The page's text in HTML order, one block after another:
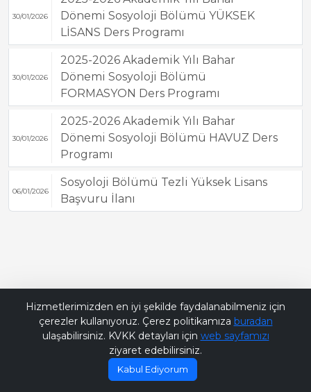
30/01/2026
Dönemi Sosyoloji Bölümü YÜKSEK
LİSANS Ders Programı
30/01/2026
2025-2026 Akademik Yılı Bahar
Dönemi Sosyoloji Bölümü
FORMASYON Ders Programı
30/01/2026
2025-2026 Akademik Yılı Bahar
Dönemi Sosyoloji Bölümü HAVUZ Ders
Programı
06/01/2026
Sosyoloji Bölümü Tezli Yüksek Lisans
Başvuru İlanı
Hizmetlerimizden en iyi şekilde faydalanabilmeniz için
çerezler kullanıyoruz. Çerez politikamıza buradan
ulaşabilirsiniz. KVKK detayları için web sayfamızı
ziyaret edebilirsiniz.
Kabul Ediyorum
Bana Soru Sor | Ask Me